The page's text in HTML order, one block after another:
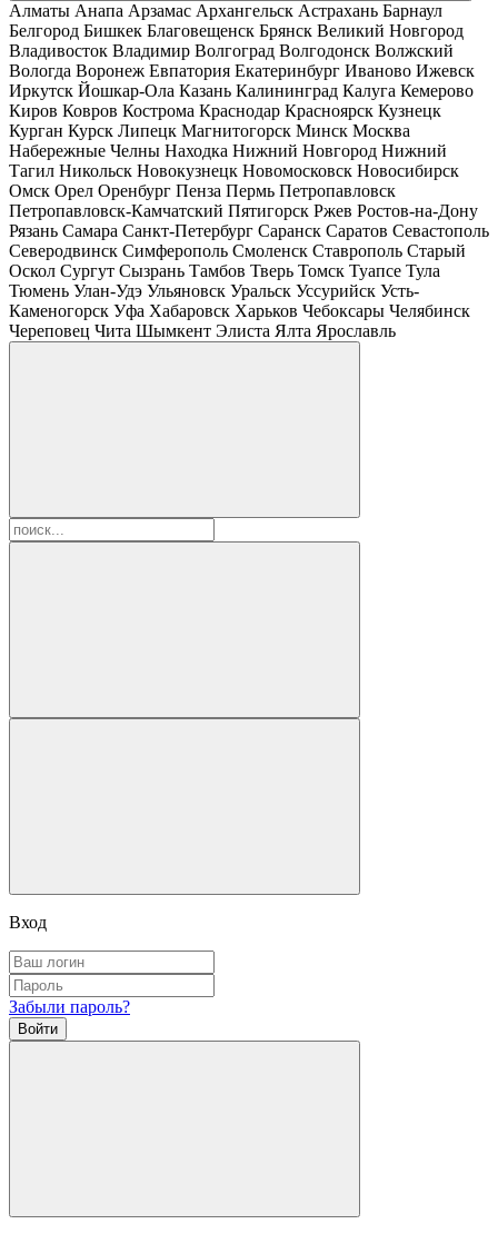
Алматы Анапа Арзамас Архангельск Астрахань Барнаул
Белгород Бишкек Благовещенск Брянск Великий Новгород
Владивосток Владимир Волгоград Волгодонск Волжский
Вологда Воронеж Евпатория Екатеринбург Иваново Ижевск
Иркутск Йошкар-Ола Казань Калининград Калуга Кемерово
Киров Ковров Кострома Краснодар Красноярск Кузнецк
Курган Курск Липецк Магнитогорск Минск Москва
Набережные Челны Находка Нижний Новгород Нижний
Тагил Никольск Новокузнецк Новомосковск Новосибирск
Омск Орел Оренбург Пенза Пермь Петропавловск
Петропавловск-Камчатский Пятигорск Ржев Ростов-на-Дону
Рязань Самара Санкт-Петербург Саранск Саратов Севастополь
Северодвинск Симферополь Смоленск Ставрополь Старый
Оскол Сургут Сызрань Тамбов Тверь Томск Туапсе Тула
Тюмень Улан-Удэ Ульяновск Уральск Уссурийск Усть-
Каменогорск Уфа Хабаровск Харьков Чебоксары Челябинск
Череповец Чита Шымкент Элиста Ялта Ярославль
Вход
Забыли пароль?
Войти